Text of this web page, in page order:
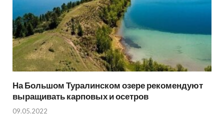
На Большом Туралинском озере рекомендуют
выращивать карповых и осетров
09.05.2022